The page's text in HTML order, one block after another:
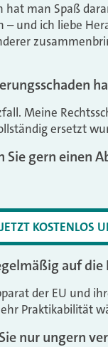
man Spaß
– und ich liebe
Meine
ersetzt
gern einen
KOSTENLOS
auf die
der EU und
Praktikabilität
nur ungern